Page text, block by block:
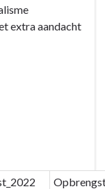
extra aandacht